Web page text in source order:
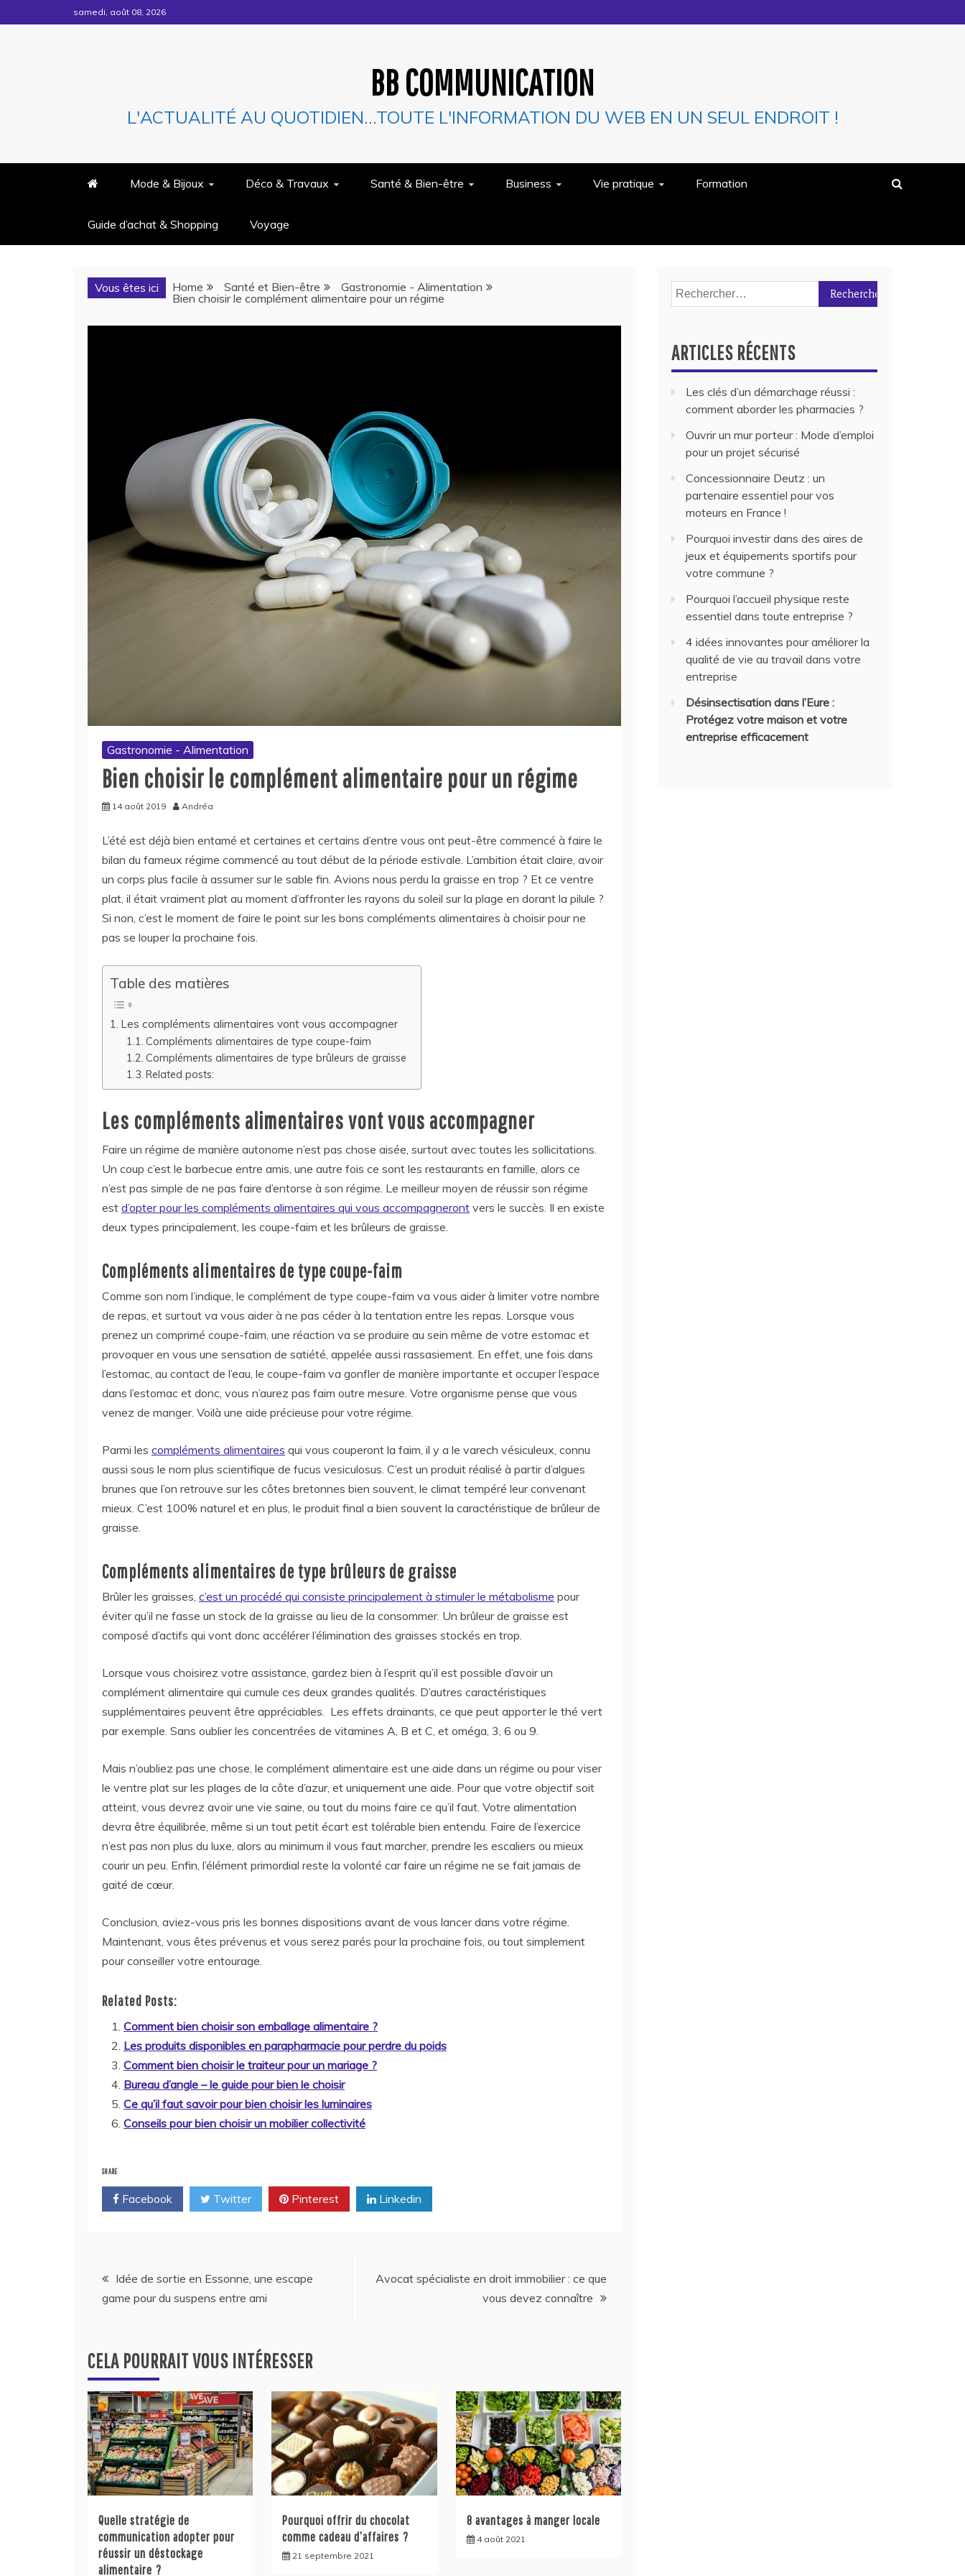
to
samedi, août 08, 2026
BB COMMUNICATION
L'ACTUALITÉ AU QUOTIDIEN…TOUTE L'INFORMATION DU WEB EN UN SEUL ENDROIT !
Mode & Bijoux Déco & Travaux Santé & Bien-être Business Vie pratique Formation
Guide d’achat & Shopping Voyage
Vous êtes ici Home Santé et Bien-être
Gastronomie - Alimentation
Bien choisir le complément alimentaire pour un régime
Gastronomie - Alimentation
Bien choisir le complément alimentaire pour un régime
14 août 2019 Andréa
L’été est déjà bien entamé et certaines et certains d’entre vous ont peut-être commencé à faire le
bilan du fameux régime commencé au tout début de la période estivale. L’ambition était claire, avoir
un corps plus facile à assumer sur le sable fin. Avions nous perdu la graisse en trop ? Et ce ventre
plat, il était vraiment plat au moment d’affronter les rayons du soleil sur la plage en dorant la pilule ?
Si non, c’est le moment de faire le point sur les bons compléments alimentaires à choisir pour ne
pas se louper la prochaine fois.
Table des matières
Les compléments alimentaires vont vous accompagner
Compléments alimentaires de type coupe-faim
Compléments alimentaires de type brûleurs de graisse
Related posts:
Les compléments alimentaires vont vous accompagner
Faire un régime de manière autonome n’est pas chose aisée, surtout avec toutes les sollicitations.
Un coup c’est le barbecue entre amis, une autre fois ce sont les restaurants en famille, alors ce
n’est pas simple de ne pas faire d’entorse à son régime. Le meilleur moyen de réussir son régime
est d’opter pour les compléments alimentaires qui vous accompagneront vers le succès. Il en existe
deux types principalement, les coupe-faim et les brûleurs de graisse.
Compléments alimentaires de type coupe-faim
Comme son nom l’indique, le complément de type coupe-faim va vous aider à limiter votre nombre
de repas, et surtout va vous aider à ne pas céder à la tentation entre les repas. Lorsque vous
prenez un comprimé coupe-faim, une réaction va se produire au sein même de votre estomac et
provoquer en vous une sensation de satiété, appelée aussi rassasiement. En effet, une fois dans
l’estomac, au contact de l’eau, le coupe-faim va gonfler de manière importante et occuper l’espace
dans l’estomac et donc, vous n’aurez pas faim outre mesure. Votre organisme pense que vous
venez de manger. Voilà une aide précieuse pour votre régime.
Parmi les compléments alimentaires qui vous couperont la faim, il y a le varech vésiculeux, connu
aussi sous le nom plus scientifique de fucus vesiculosus. C’est un produit réalisé à partir d’algues
brunes que l’on retrouve sur les côtes bretonnes bien souvent, le climat tempéré leur convenant
mieux. C’est 100% naturel et en plus, le produit final a bien souvent la caractéristique de brûleur de
graisse.
Compléments alimentaires de type brûleurs de graisse
Brûler les graisses, c’est un procédé qui consiste principalement à stimuler le métabolisme pour
éviter qu’il ne fasse un stock de la graisse au lieu de la consommer. Un brûleur de graisse est
composé d’actifs qui vont donc accélérer l’élimination des graisses stockés en trop.
Lorsque vous choisirez votre assistance, gardez bien à l’esprit qu’il est possible d’avoir un
complément alimentaire qui cumule ces deux grandes qualités. D’autres caractéristiques
supplémentaires peuvent être appréciables. Les effets drainants, ce que peut apporter le thé vert
par exemple. Sans oublier les concentrées de vitamines A, B et C, et oméga, 3, 6 ou 9.
Mais n’oubliez pas une chose, le complément alimentaire est une aide dans un régime ou pour viser
le ventre plat sur les plages de la côte d’azur, et uniquement une aide. Pour que votre objectif soit
atteint, vous devrez avoir une vie saine, ou tout du moins faire ce qu’il faut. Votre alimentation
devra être équilibrée, même si un tout petit écart est tolérable bien entendu. Faire de l’exercice
n’est pas non plus du luxe, alors au minimum il vous faut marcher, prendre les escaliers ou mieux
courir un peu. Enfin, l’élément primordial reste la volonté car faire un régime ne se fait jamais de
gaité de cœur.
Conclusion, aviez-vous pris les bonnes dispositions avant de vous lancer dans votre régime.
Maintenant, vous êtes prévenus et vous serez parés pour la prochaine fois, ou tout simplement
pour conseiller votre entourage.
Related Posts:
Comment bien choisir son emballage alimentaire ?
Les produits disponibles en parapharmacie pour perdre du poids
Comment bien choisir le traiteur pour un mariage ?
Bureau d’angle – le guide pour bien le choisir
Ce qu’il faut savoir pour bien choisir les luminaires
Conseils pour bien choisir un mobilier collectivité
SHARE
Facebook Twitter Pinterest Linkedin
Navigation
de
l’article
Idée de sortie en Essonne, une escape
game pour du suspens entre ami
Avocat spécialiste en droit immobilier : ce que
vous devez connaître
CELA POURRAIT VOUS INTÉRESSER
Quelle stratégie de
communication adopter pour
réussir un déstockage
alimentaire ?
Pourquoi offrir du chocolat
comme cadeau d’affaires ?
21 septembre 2021
8 avantages à manger locale
4 août 2021
Rechercher :
ARTICLES RÉCENTS
Les clés d’un démarchage réussi :
comment aborder les pharmacies ?
Ouvrir un mur porteur : Mode d’emploi
pour un projet sécurisé
Concessionnaire Deutz : un
partenaire essentiel pour vos
moteurs en France !
Pourquoi investir dans des aires de
jeux et équipements sportifs pour
votre commune ?
Pourquoi l’accueil physique reste
essentiel dans toute entreprise ?
4 idées innovantes pour améliorer la
qualité de vie au travail dans votre
entreprise
Désinsectisation dans l’Eure :
Protégez votre maison et votre
entreprise efficacement